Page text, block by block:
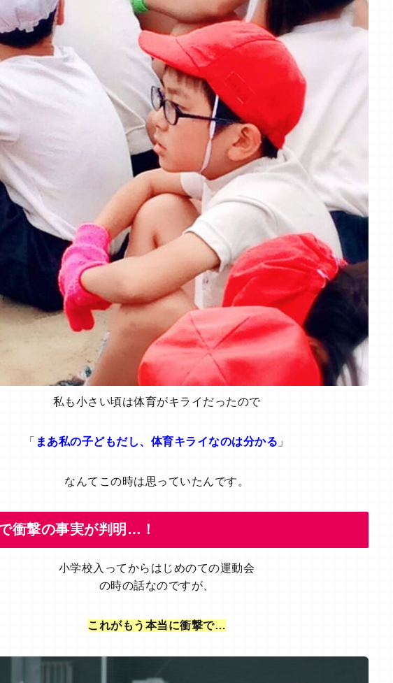
私も小さい頃は体育がキライだったので
「 まあ私の子どもだし、体育キライなのは分かる 」
なんてこの時は思っていたんです。
衝撃の事実が判明…！
小学校入ってからはじめのての運動会
の時の話なのですが、
これがもう本当に衝撃で…